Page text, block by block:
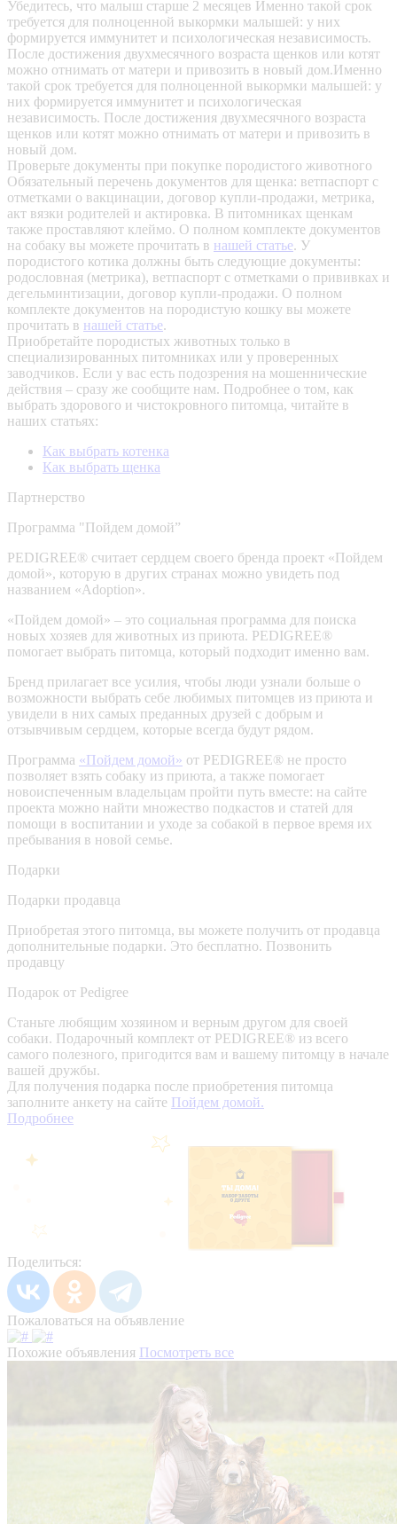
Убедитесь, что малыш старше 2 месяцев Именно такой срок
требуется для полноценной выкормки малышей: у них
формируется иммунитет и психологическая независимость.
После достижения двухмесячного возраста щенков или котят
можно отнимать от матери и привозить в новый дом.Именно
такой срок требуется для полноценной выкормки малышей: у
них формируется иммунитет и психологическая
независимость. После достижения двухмесячного возраста
щенков или котят можно отнимать от матери и привозить в
новый дом.
Проверьте документы при покупке породистого животного
Обязательный перечень документов для щенка: ветпаспорт с
отметками о вакцинации, договор купли-продажи, метрика,
акт вязки родителей и актировка. В питомниках щенкам
также проставляют клеймо. О полном комплекте документов
на собаку вы можете прочитать в нашей статье. У
породистого котика должны быть следующие документы:
родословная (метрика), ветпаспорт с отметками о прививках и
дегельминтизации, договор купли-продажи. О полном
комплекте документов на породистую кошку вы можете
прочитать в нашей статье.
Приобретайте породистых животных только в
специализированных питомниках или у проверенных
заводчиков. Если у вас есть подозрения на мошеннические
действия – сразу же сообщите нам. Подробнее о том, как
выбрать здорового и чистокровного питомца, читайте в
наших статьях:
Как выбрать котенка
Как выбрать щенка
Партнерство
Программа "Пойдем домой”
PEDIGREE® считает сердцем своего бренда проект «Пойдем
домой», которую в других странах можно увидеть под
названием «Adoption».
«Пойдем домой» – это социальная программа для поиска
новых хозяев для животных из приюта. PEDIGREE®
помогает выбрать питомца, который подходит именно вам.
Бренд прилагает все усилия, чтобы люди узнали больше о
возможности выбрать себе любимых питомцев из приюта и
увидели в них самых преданных друзей с добрым и
отзывчивым сердцем, которые всегда будут рядом.
Программа «Пойдем домой» от PEDIGREE® не просто
позволяет взять собаку из приюта, а также помогает
новоиспеченным владельцам пройти путь вместе: на сайте
проекта можно найти множество подкастов и статей для
помощи в воспитании и уходе за собакой в первое время их
пребывания в новой семье.
Подарки
Подарки продавца
Приобретая этого питомца, вы можете получить от продавца
дополнительные подарки. Это бесплатно. Позвонить
продавцу
Подарок от Pedigree
Станьте любящим хозяином и верным другом для своей
собаки. Подарочный комплект от PEDIGREE® из всего
самого полезного, пригодится вам и вашему питомцу в начале
вашей дружбы.
Для получения подарка после приобретения питомца
заполните анкету на сайте Пойдем домой.
Подробнее
Поделиться:
Пожаловаться на объявление
Похожие объявления Посмотреть все